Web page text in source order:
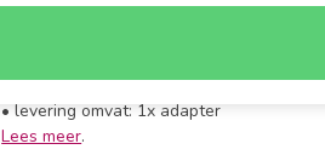
• impedantie: 50 Ohm
• levering omvat: 1x adapter
Lees meer.